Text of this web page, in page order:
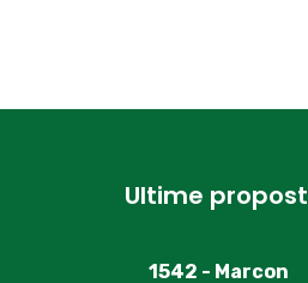
Ultime
1542 - Marcon